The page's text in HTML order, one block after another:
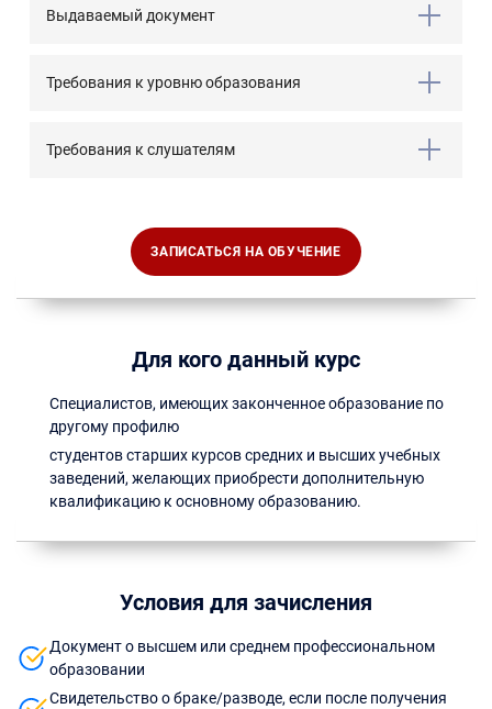
Выдаваемый документ
Требования к уровню образования
Требования к слушателям
ЗАПИСАТЬСЯ НА ОБУЧЕНИЕ
Для кого данный курс
Специалистов, имеющих законченное образование по
другому профилю
студентов старших курсов средних и высших учебных
заведений, желающих приобрести дополнительную
квалификацию к основному образованию.
Условия для зачисления
Документ о высшем или среднем профессиональном
образовании
Свидетельство о браке/разводе, если после получения